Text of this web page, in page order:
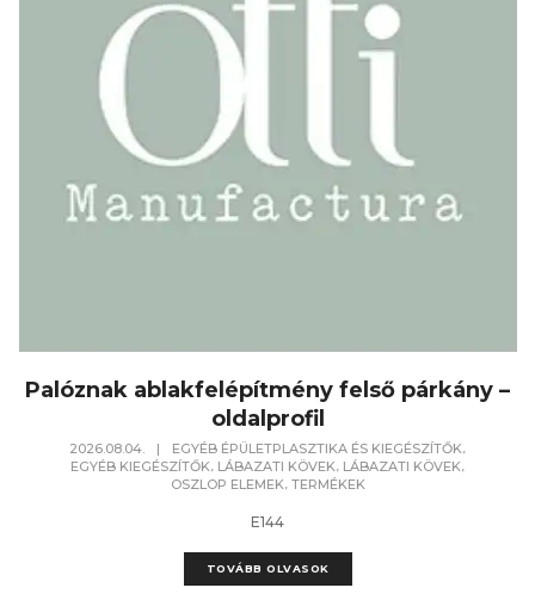
Palóznak ablakfelépítmény felső párkány –
oldalprofil
2026.08.04. | EGYÉB ÉPÜLETPLASZTIKA ÉS KIEGÉSZÍTŐK,
EGYÉB KIEGÉSZÍTŐK, LÁBAZATI KÖVEK, LÁBAZATI KÖVEK,
OSZLOP ELEMEK, TERMÉKEK
E144
TOVÁBB OLVASOK